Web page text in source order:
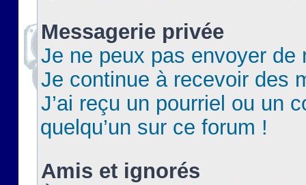
Messagerie privée
Je ne peux pas envoyer de
Je continue à recevoir des
J’ai reçu un pourriel ou un
quelqu’un sur ce forum !
Amis et ignorés